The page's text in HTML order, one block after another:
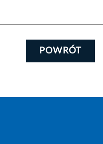
POWRÓT